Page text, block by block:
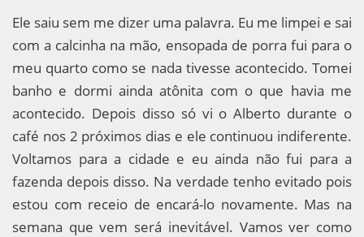
Ele saiu sem me dizer uma palavra. Eu me limpei e sai
com a calcinha na mão, ensopada de porra fui para o
meu quarto como se nada tivesse acontecido. Tomei
banho e dormi ainda atônita com o que havia me
acontecido. Depois disso só vi o Alberto durante o
café nos 2 próximos dias e ele continuou indiferente.
Voltamos para a cidade e eu ainda não fui para a
fazenda depois disso. Na verdade tenho evitado pois
estou com receio de encará-lo novamente. Mas na
semana que vem será inevitável. Vamos ver como